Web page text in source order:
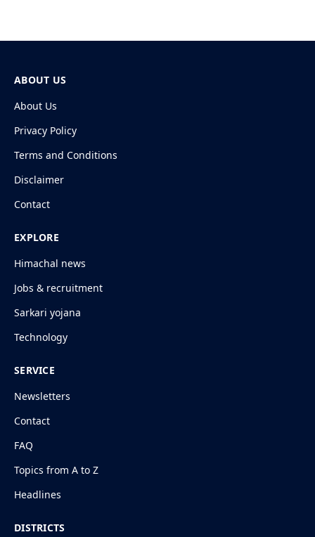
ABOUT US
About Us
Privacy Policy
Terms and Conditions
Disclaimer
Contact
EXPLORE
Himachal news
Jobs & recruitment
Sarkari yojana
Technology
SERVICE
Newsletters
Contact
FAQ
Topics from A to Z
Headlines
DISTRICTS